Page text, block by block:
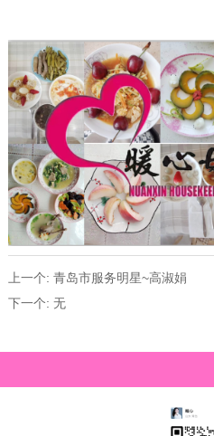
上一个: 青岛市服务明星~高淑娟
下一个: 无